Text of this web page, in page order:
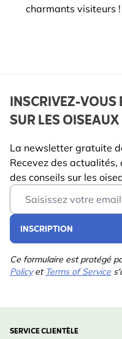
charmants visiteurs !
INSCRIVEZ-VOUS
SUR LES OISEAUX
La newsletter gratuite
Recevez des
des conseils sur les
Email Address
INSCRIPTION
Ce formulaire est protégé
Policyet Terms of Service
SERVICE CLIENTÈLE